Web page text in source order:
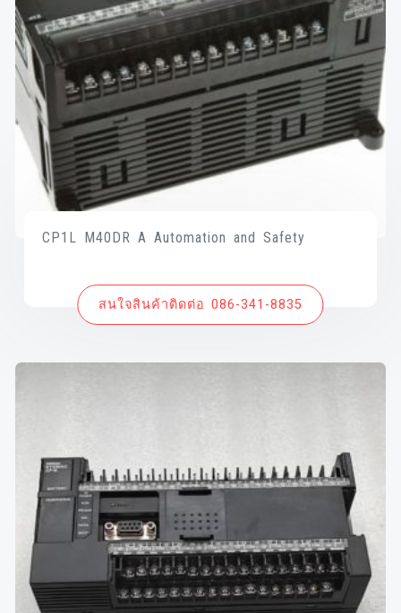
CP1L M40DR A Automation and Safety
สนใจสินค้าติดต่อ 086-341-8835